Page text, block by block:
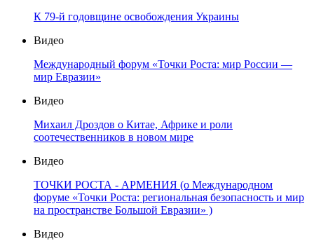
К 79-й годовщине освобождения Украины
Видео
Международный форум «Точки Роста: мир России —
мир Евразии»
Видео
Михаил Дроздов о Китае, Африке и роли
соотечественников в новом мире
Видео
ТОЧКИ РОСТА - АРМЕНИЯ (о Международном
форуме «Точки Роста: региональная безопасность и мир
на пространстве Большой Евразии» )
Видео